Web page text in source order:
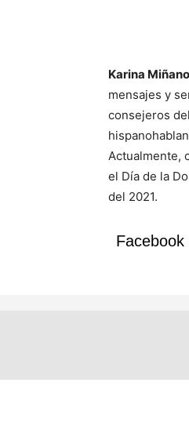
Karina
mensajes y
consejeros
Actualmente,
el Día de la
del 2021.